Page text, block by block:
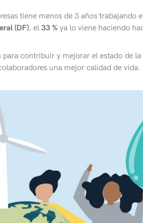
tiene menos de 3 años trabajando
(DF), el 33 % ya lo viene haciendo
para contribuir y mejorar el estado de
una mejor calidad de vida.